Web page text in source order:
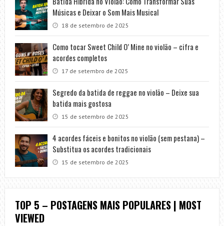
Músicas e Deixar o Som Mais Musical
18 de setembro de 2025
Como tocar Sweet Child O’ Mine no violão – cifra e
acordes completos
17 de setembro de 2025
Segredo da batida de reggae no violão – Deixe sua
batida mais gostosa
15 de setembro de 2025
4 acordes fáceis e bonitos no violão (sem pestana) –
Substitua os acordes tradicionais
15 de setembro de 2025
TOP 5 – POSTAGENS MAIS POPULARES | MOST
VIEWED